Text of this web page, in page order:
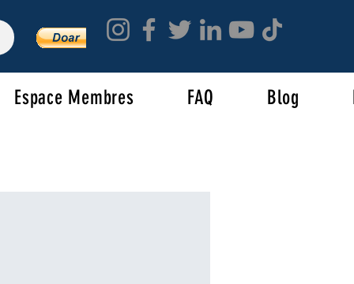
Espace Membres FAQ Blog